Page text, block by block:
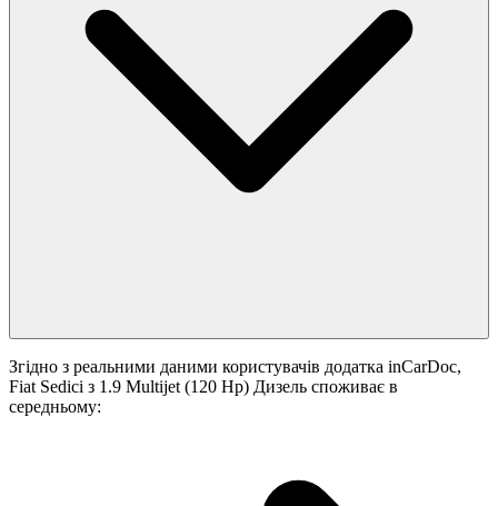
Згідно з реальними даними користувачів додатка inCarDoc,
Fiat Sedici з 1.9 Multijet (120 Hp) Дизель споживає в
середньому: